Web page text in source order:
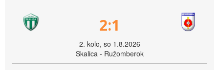
2:1
2. kolo, so 1.8.2026
Skalica - Ružomberok